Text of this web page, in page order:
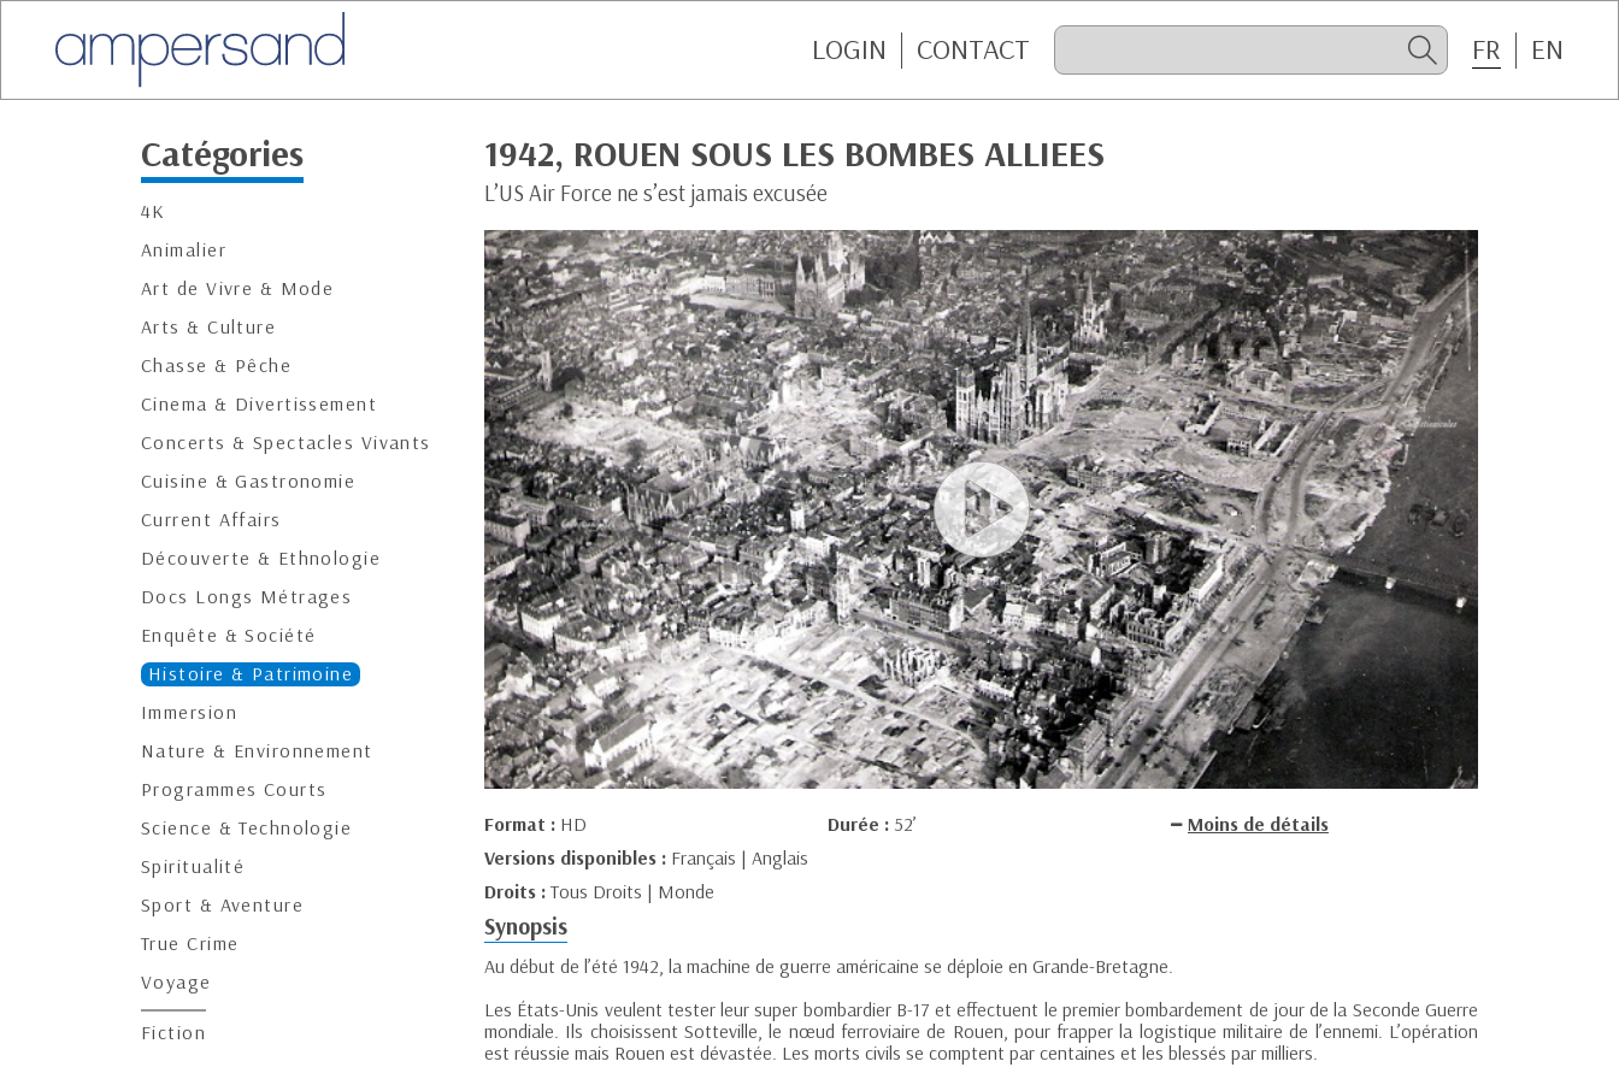
LOGIN CONTACT FR EN
Catégories
4K
Animalier
Art de Vivre & Mode
Arts & Culture
Chasse & Pêche
Cinema & Divertissement
Concerts & Spectacles Vivants
Cuisine & Gastronomie
Current Affairs
Découverte & Ethnologie
Docs Longs Métrages
Enquête & Société
Histoire & Patrimoine
Immersion
Nature & Environnement
Programmes Courts
Science & Technologie
Spiritualité
Sport & Aventure
True Crime
Voyage
Fiction
1942, ROUEN SOUS LES BOMBES ALLIEES
L’US Air Force ne s’est jamais excusée
Format : HD Durée : 52’
Moins de détails
Versions disponibles : Français | Anglais
Droits :Tous Droits | Monde
Synopsis
Au début de l’été 1942, la machine de guerre américaine se déploie en Grande-Bretagne.
Les États-Unis veulent tester leur super bombardier B-17 et effectuent le premier bombardement de jour de la Seconde Guerre
mondiale. Ils choisissent Sotteville, le nœud ferroviaire de Rouen, pour frapper la logistique militaire de l’ennemi. L’opération
est réussie mais Rouen est dévastée. Les morts civils se comptent par centaines et les blessés par milliers.